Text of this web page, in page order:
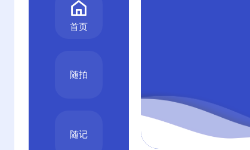
首页
随拍
随记